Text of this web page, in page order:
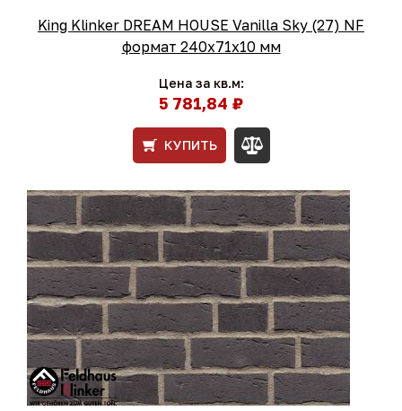
King Klinker DREAM HOUSE Vanilla Sky (27) NF
формат 240x71x10 мм
Цена за кв.м:
5 781,84 ₽
КУПИТЬ